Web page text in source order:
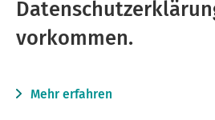
vorkommen.
Mehr erfahren